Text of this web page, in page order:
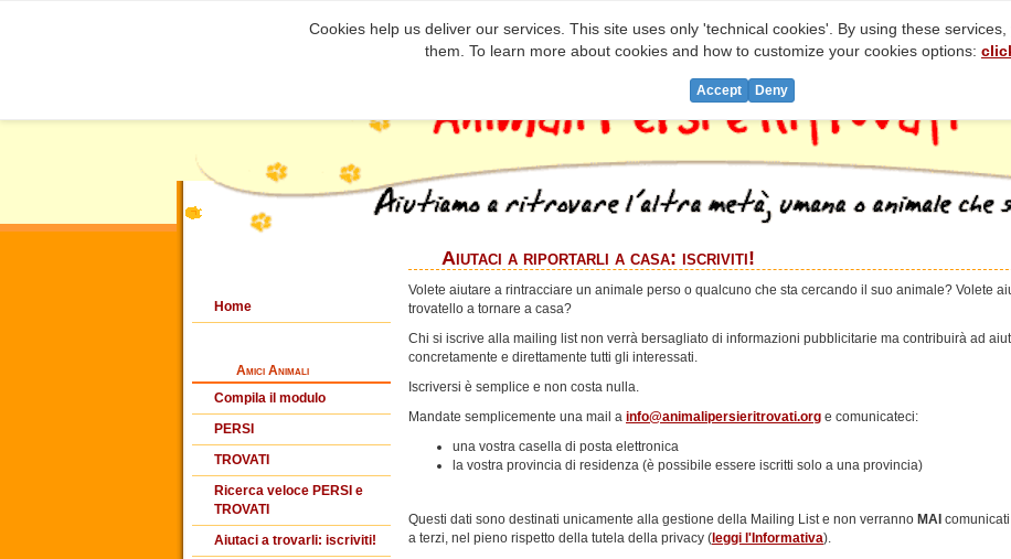
Cookies help us deliver our services. This site uses only 'technical cookies'. By using these
them. To learn more about cookies and how to customize your cookies options:
Accept Deny
Home
Amici Animali
Compila il modulo
PERSI
TROVATI
Ricerca veloce PERSI e
TROVATI
Aiutaci a trovarli: iscriviti!
Aiutaci a riportarli a casa: iscriviti!
Volete aiutare a rintracciare un animale perso o qualcuno che sta cercando il suo animale? Volete
trovatello a tornare a casa?
Chi si iscrive alla mailing list non verrà bersagliato di informazioni pubblicitarie ma contribuirà ad
concretamente e direttamente tutti gli interessati.
Iscriversi è semplice e non costa nulla.
Mandate semplicemente una mail a info@animalipersieritrovati.org e comunicateci:
una vostra casella di posta elettronica
la vostra provincia di residenza (è possibile essere iscritti solo a una provincia)
Questi dati sono destinati unicamente alla gestione della Mailing List e non verranno MAI
a terzi, nel pieno rispetto della tutela della privacy ( leggi l'Informativa).